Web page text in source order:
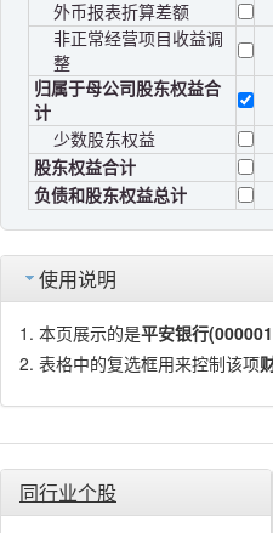
外币报表折算差额
非正常经营项目收益调
整
归属于母公司股东权益合
计
少数股东权益
股东权益合计
负债和股东权益总计
使用说明
本页展示的是平安银行
表格中的复选框用来控制该项
同行业个股